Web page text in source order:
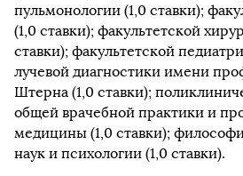
пульмонологии (1,0 ставки);
(1,0 ставки); факультетской
ставки); факультетской
лучевой диагностики имени
Штерна (1,0 ставки);
общей врачебной практики и
медицины (1,0 ставки);
наук и психологии (1,0 ставки).